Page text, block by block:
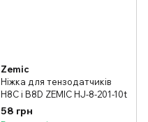
Zemic
Ніжка для тензодатчиків
H8C і B8D ZEMIC HJ-8-201-10t
58 грн